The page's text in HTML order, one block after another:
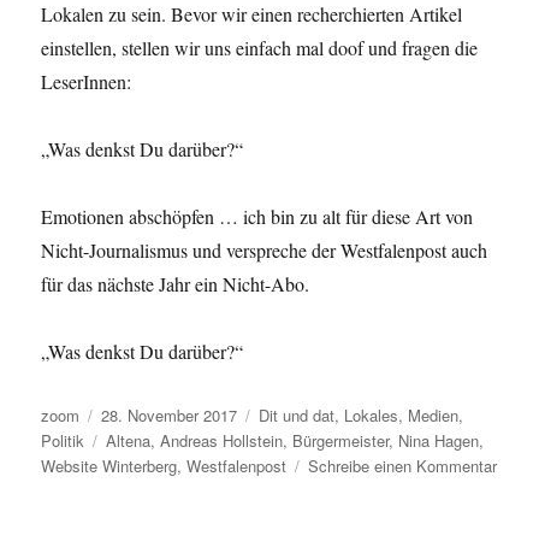
Lokalen zu sein. Bevor wir einen recherchierten Artikel
einstellen, stellen wir uns einfach mal doof und fragen die
LeserInnen:
„Was denkst Du darüber?“
Emotionen abschöpfen … ich bin zu alt für diese Art von
Nicht-Journalismus und verspreche der Westfalenpost auch
für das nächste Jahr ein Nicht-Abo.
„Was denkst Du darüber?“
Autor
zoom
Veröffentlicht
am
28. November 2017 Kategorien
Dit und dat, Lokales, Medien,
Politik
Schlagwörter
Altena,Andreas Hollstein, Bürgermeister, Nina Hagen,
Website Winterberg,Westfalenpost Schreibe einen Kommentarzu